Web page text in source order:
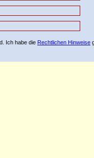
Ich habe die Rechtlichen Hinweise